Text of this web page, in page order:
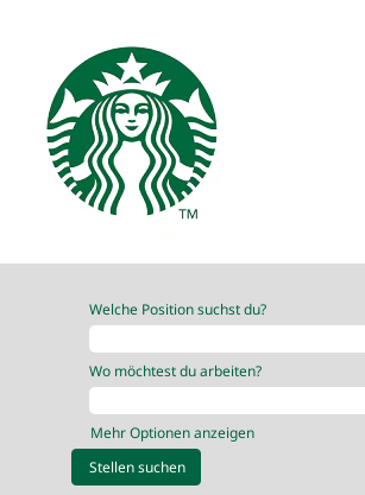
Welche Position suchst du?
Wo möchtest du arbeiten?
Mehr Optionen anzeigen